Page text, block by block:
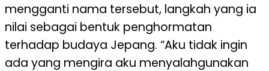
mengganti nama tersebut, langkah yang ia
nilai sebagai bentuk penghormatan
terhadap budaya Jepang. “Aku tidak ingin
ada yang mengira aku menyalahgunakan